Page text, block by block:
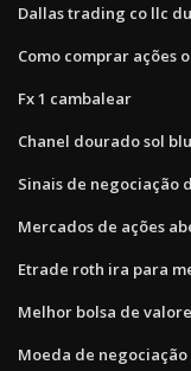
Dallas trading co llc
Como comprar ações
Fx 1 cambalear
Chanel dourado sol
Sinais de negociação
Mercados de ações
Etrade roth ira para
Melhor bolsa de
Moeda de